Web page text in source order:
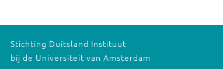
Stichting Duitsland Instituut
bij de Universiteit van Amsterdam